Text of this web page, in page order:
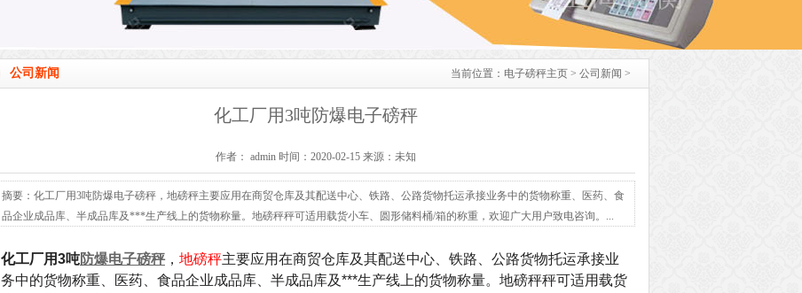
公司新闻 当前位置： 电子磅秤主页 > 公司新闻 >
化工厂用3吨防爆电子磅秤
作者： admin 时间：2020-02-15 来源：未知
摘要：化工厂用3吨防爆电子磅秤，地磅秤主要应用在商贸仓库及其配送中心、铁路、公路货物托运承接业务中的货物称重、医药、食
品企业成品库、半成品库及***生产线上的货物称量。地磅秤秤可适用载货小车、圆形储料桶/箱的称重，欢迎广大用户致电咨询。...
化工厂用3吨防爆电子磅秤， 地磅秤主要应用在商贸仓库及其配送中心、铁路、公路货物托运承接业
务中的货物称重、医药、食品企业成品库、半成品库及***生产线上的货物称量。地磅秤秤可适用载货